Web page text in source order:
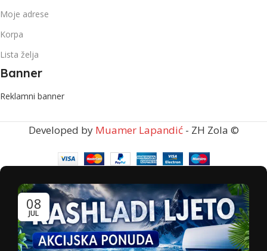
Moje adrese
Korpa
Lista želja
Banner
Reklamni banner
Developed by Muamer Lapandić- ZH Zola ©
08
JUL